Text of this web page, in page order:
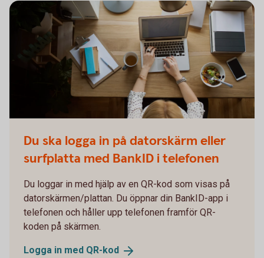
Du ska logga in på datorskärm eller
surfplatta med BankID i telefonen
Du loggar in med hjälp av en QR-kod som visas på
datorskärmen/plattan. Du öppnar din BankID-app i
telefonen och håller upp telefonen framför QR-
koden på skärmen.
Logga in med QR-kod